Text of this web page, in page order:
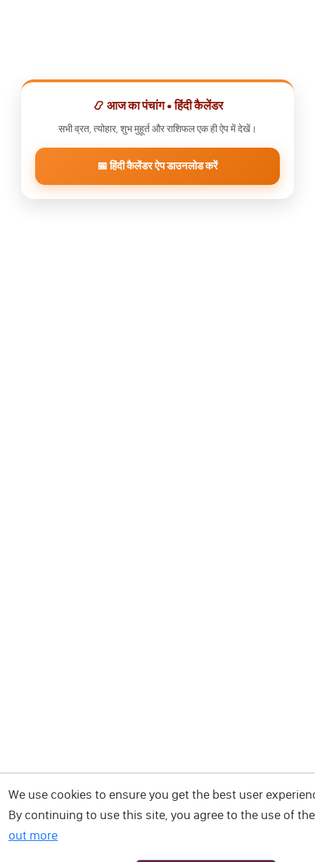
📿 आज का पंचांग • हिंदी कैलेंडर
सभी व्रत, त्योहार, शुभ मुहूर्त और राशिफल एक ही ऐप में देखें।
📅 हिंदी कैलेंडर ऐप डाउनलोड करें
We use cookies to ensure you get the best user
By continuing to use this site, you agree to the use of
out more